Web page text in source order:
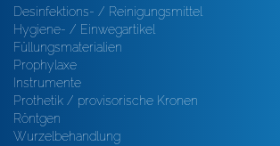
Desinfektions- / Reinigungsmittel
Hygiene- / Einwegartikel
Füllungsmaterialien
Prophylaxe
Instrumente
Prothetik / provisorische Kronen
Röntgen
Wurzelbehandlung